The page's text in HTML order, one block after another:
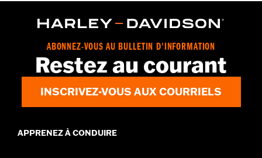
ABONNEZ-VOUS AU BULLETIN D'INFORMATION
Restez au courant
INSCRIVEZ-VOUS AUX COURRIELS
APPRENEZ À CONDUIRE